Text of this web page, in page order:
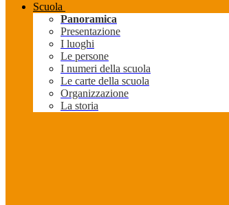
Scuola
Panoramica
Presentazione
I luoghi
Le persone
I numeri della scuola
Le carte della scuola
Organizzazione
La storia